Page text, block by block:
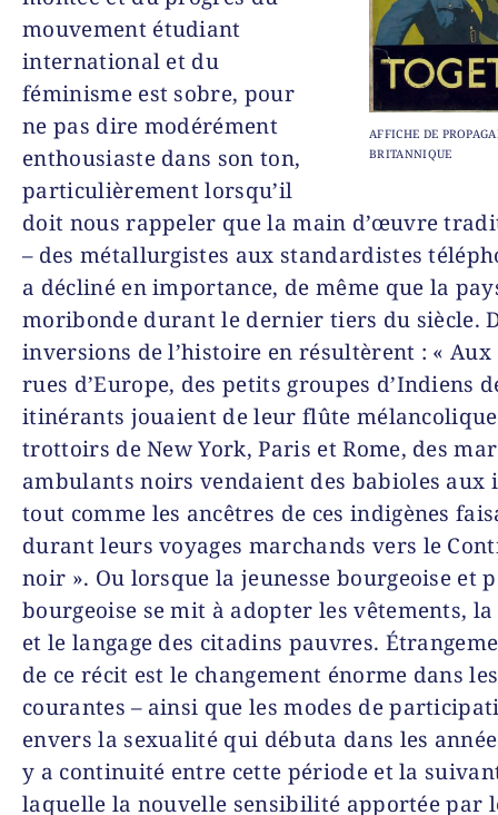
AFFICHE DE
BRITANNIQUE
mouvement étudiant
international et du
féminisme est sobre, pour
ne pas dire modérément
enthousiaste dans son ton,
particulièrement lorsqu’il
doit nous rappeler que la main d’œuvre
– des métallurgistes aux standardistes
a décliné en importance, de même que la
moribonde durant le dernier tiers du siècle.
inversions de l’histoire en résultèrent : « Aux
rues d’Europe, des petits groupes d’Indiens
itinérants jouaient de leur flûte
trottoirs de New York, Paris et Rome, des
ambulants noirs vendaient des babioles aux
tout comme les ancêtres de ces indigènes
durant leurs voyages marchands vers le
noir ». Ou lorsque la jeunesse bourgeoise et
bourgeoise se mit à adopter les vêtements,
et le langage des citadins pauvres.
de ce récit est le changement énorme dans
courantes – ainsi que les modes de
envers la sexualité qui débuta dans les
y a continuité entre cette période et la
laquelle la nouvelle sensibilité apportée par